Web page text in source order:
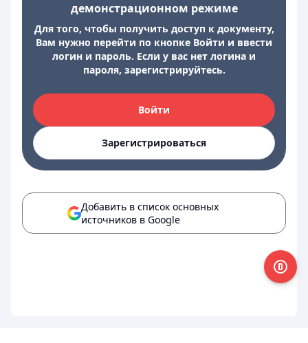
демонстрационном режиме
Для того, чтобы получить доступ к документу,
Вам нужно перейти по кнопке Войти и ввести
логин и пароль. Если у вас нет логина и
пароля, зарегистрируйтесь.
Войти
Зарегистрироваться
Добавить в список основных
источников в Google